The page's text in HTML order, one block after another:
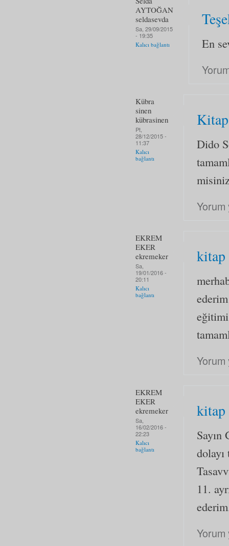
AYTOĞAN
seldasevda
Sa, 29/09/2015
- 19:35
Kalıcı bağlantı En
Kübra
sinen
kübrasinen
Pt,
28/12/2015 -
11:37
Kalıcı
bağlantı
Kitap
Dido
EKREM
EKER
ekremeker
Sa,
19/01/2016 -
20:11
Kalıcı
bağlantı
kitap
EKREM
EKER
ekremeker
Sa,
16/02/2016 -
22:23
Kalıcı
bağlantı
kitap
dolayı
11.